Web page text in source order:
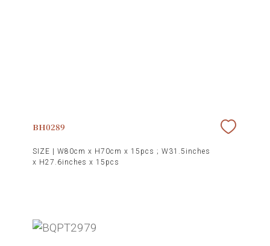
BH0289
SIZE | W80cm x H70cm x 15pcs ; W31.5inches
x H27.6inches x 15pcs